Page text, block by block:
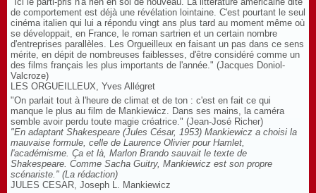
de comportement est déjà une révélation lointaine. C'est pourtant le seul
cinéma italien qui lui a répondu vingt ans plus tard au moment même où
se développait, en France, le roman sartrien et un certain nombre
d'entreprises parallèles. Les Orgueilleux en faisant un pas dans ce sens
mérite, en dépit de nombreuses faiblesses, d'être considéré comme un
des films français les plus importants de l'année." (Jacques Doniol-
Valcroze)
LES ORGUEILLEUX, Yves Allégret
"On parlait tout à l'heure de climat et de ton : c'est en fait ce qui
manque le plus au film de Mankiewicz. Dans ses mains, la caméra
semble avoir perdu toute magie créatrice." (Jean-José Richer)
"En adaptant Shakespeare (Jules César, 1953) Mankiewicz a choisi la
mauvaise formule, celle de Laurence Olivier pour Hamlet,
l'académisme. Ça et là, Marlon Brando sauvait le texte de
Shakespeare. Comme Sacha Guitry, Mankiewicz est son propre
scénariste." (La rédaction)
JULES CESAR, Joseph L. Mankiewicz